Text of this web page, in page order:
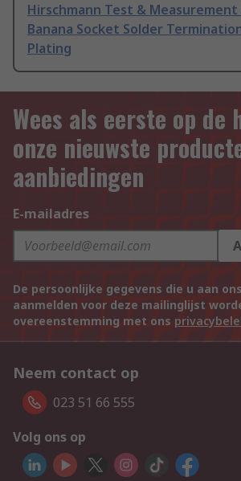
Hirschmann Test & Measurement
Banana Socket Solder
Plating
Wees als eerste op de
onze nieuwste
aanbiedingen
E-mailadres
De persoonlijke gegevens die u aan
aanmelden voor deze mailinglijst
overeenstemming met ons
Neem contact op
023 51 66 555
Volg ons op